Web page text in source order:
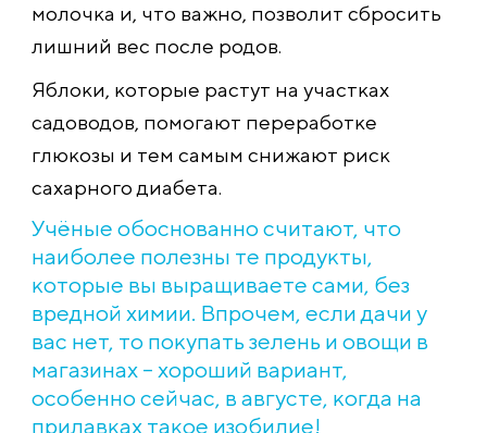
молочка и, что важно, позволит сбросить
лишний вес после родов.
Яблоки, которые растут на участках
садоводов, помогают переработке
глюкозы и тем самым снижают риск
сахарного диабета.
Учёные обоснованно считают, что
наиболее полезны те продукты,
которые вы выращиваете сами, без
вредной химии. Впрочем, если дачи у
вас нет, то покупать зелень и овощи в
магазинах – хороший вариант,
особенно сейчас, в августе, когда на
прилавках такое изобилие!